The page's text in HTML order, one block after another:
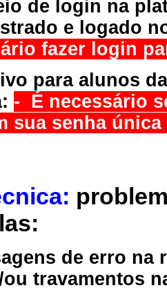
de login na
e logado
fazer login
para alunos
- É necessário
sua senha
de erro
travamentos